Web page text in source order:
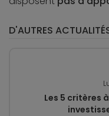
D'AUTRES
Les 5 critères